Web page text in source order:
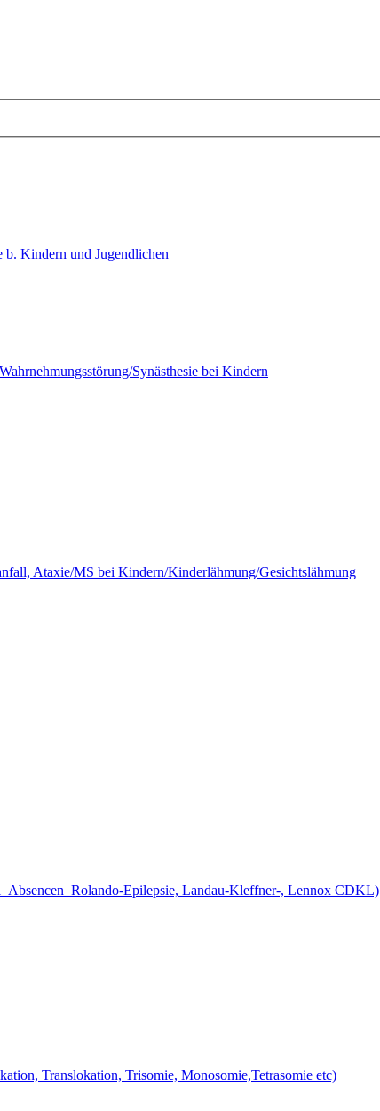
b. Kindern und Jugendlichen
Synästhesie bei Kindern
Ataxie/MS bei Kindern/Kinderlähmung/Gesichtslähmung
Epilepsie, Landau-Kleffner-, Lennox CDKL)
Translokation, Trisomie, Monosomie,Tetrasomie etc)